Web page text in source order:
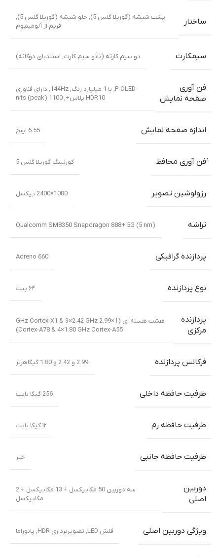
ساختار پشت شیشه (گوریلا گلس 5) , جلو شیشه (گوریلا گلس 5)
,
فریم از آلومینیوم
سیمکارت دو سیم کارته (نانو سیم کارت, استندبای دوگانه)
فن آوری
صفحه نمایش
P-OLED, با 1 میلیارد رنگ, 144Hz, دارای فناوری
HDR10 پلاس+, 1100 nits (peak)
اندازه صفحه نمایش 6.55 اینچ
ُفن آوری محافظ کورنینگ گوریلا گلس 5
رزولوشین تصویر 1080×2400 پیکسل
تراشه Qualcomm SM8350 Snapdragon 888+ 5G (5 nm)
پردازنده گرافیکی Adreno 660
نوع پردازنده ۶۴ بیت
پردازنده
مرکزی
هشت هسته ای (1×2.99 GHz Cortex-X1 & 3×2.42 GHz
Cortex-A78 & 4×1.80 GHz Cortex-A55)
فرکانس پردازنده 2.99 و 2.42 و 1.80 گیگاهرتز
ظرفیت حافظه داخلی 256 گیگا بایت
ظرفیت حافظه رم ۱۲ گیگا بایت
ظرفیت حافظه جانبی خیر
دوربین
اصلی
سه دوربین 50 مگاپیکسل + 13 مگاپیکسل + 2
مگاپیکسل
ویژگی دوربین اصلی فلش LED, تصویربرداری HDR, پانوراما